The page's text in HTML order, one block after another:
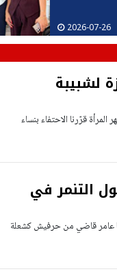
2026-07-26
لشبيبة
قرّرنا الاحتفاء بنساء
التنمر في
عامر قاضي من حرفيش كشعلة